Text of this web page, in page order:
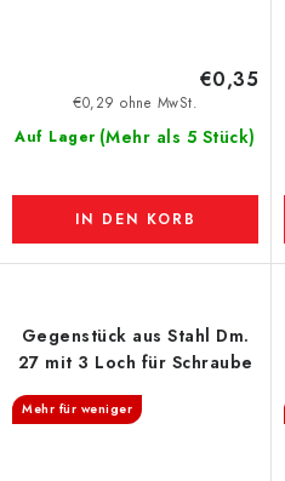
Auf Lager (Mehr als 5 Stück)
€0,29 ohne MwSt.
€0,35
IN DEN KORB
Gegenstück aus Stahl Dm.
27 mit 3 Loch für Schraube
Mehr für weniger